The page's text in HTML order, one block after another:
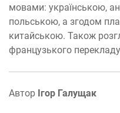
мовами: українською,
польською, а згодом
китайською. Також
французького
Автор Ігор Галущак